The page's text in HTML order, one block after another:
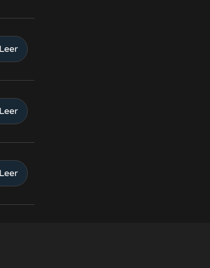
Leer
Leer
Leer